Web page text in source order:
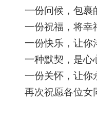
一份问候，包裹
一份祝福，将幸
一份快乐，让你
一种默契，是心
一份关怀，让你
再次祝愿各位女